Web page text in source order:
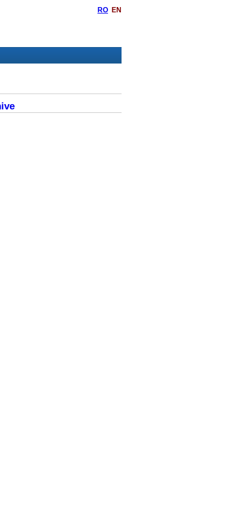
RO EN